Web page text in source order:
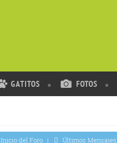
GATITOS FOTOS
Inicio del Foro| Últimos Mensajes